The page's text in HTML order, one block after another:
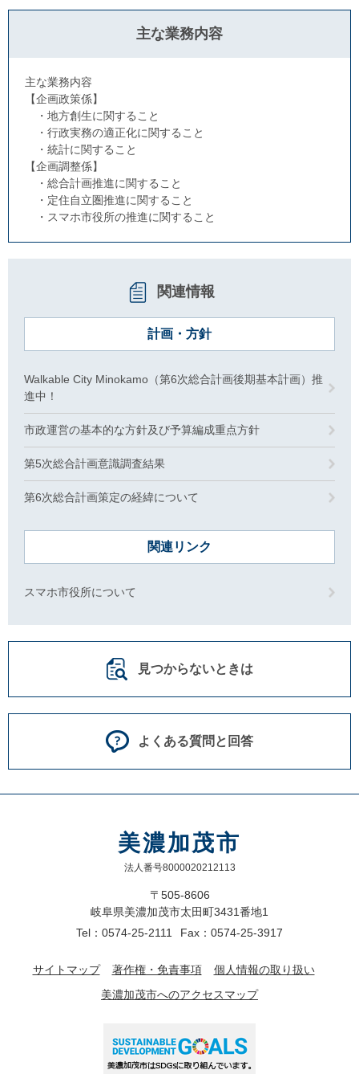
主な業務内容
主な業務内容
【企画政策係】
・地方創生に関すること
・行政実務の適正化に関すること
・統計に関すること
【企画調整係】
・総合計画推進に関すること
・定住自立圏推進に関すること
・スマホ市役所の推進に関すること
関連情報
計画・方針
Walkable City Minokamo（第6次総合計画後期基本計画）推
進中！
市政運営の基本的な方針及び予算編成重点方針
第5次総合計画意識調査結果
第6次総合計画策定の経緯について
関連リンク
スマホ市役所について
見つからないときは
よくある質問と回答
美濃加茂市
法人番号8000020212113
〒505-8606
岐阜県美濃加茂市太田町3431番地1
Tel：0574-25-2111
Fax：0574-25-3917
サイトマップ 著作権・免責事項
個人情報の取り扱い
美濃加茂市へのアクセスマップ